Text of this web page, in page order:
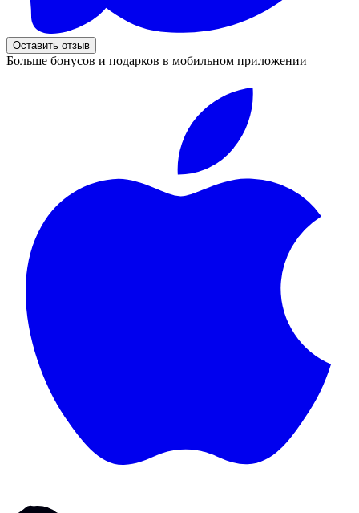
Оставить отзыв
Больше бонусов и подарков в мобильном приложении